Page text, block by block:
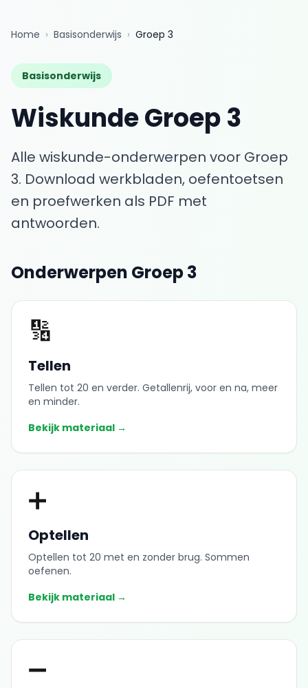
Home › Basisonderwijs › Groep 3
Basisonderwijs
WiskundeGroep 3
Alle wiskunde-onderwerpen voor Groep
3. Download werkbladen, oefentoetsen
en proefwerken als PDF met
antwoorden.
Onderwerpen Groep 3
🔢
Tellen
Tellen tot 20 en verder. Getallenrij, voor en na, meer
en minder.
Bekijk materiaal →
➕
Optellen
Optellen tot 20 met en zonder brug. Sommen
oefenen.
Bekijk materiaal →
➖